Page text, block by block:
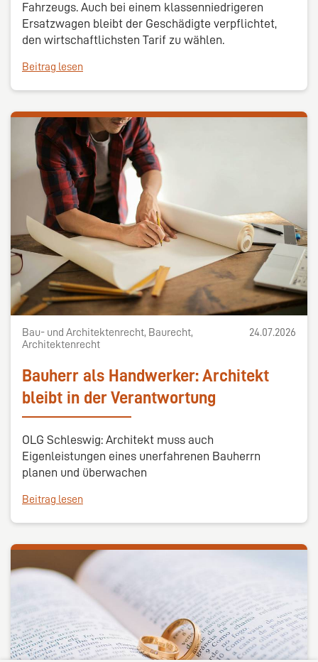
Fahrzeugs. Auch bei einem klassenniedrigeren
Ersatzwagen bleibt der Geschädigte verpflichtet,
den wirtschaftlichsten Tarif zu wählen.
Beitrag lesen
Bau- und Architektenrecht, Baurecht,
Architektenrecht
24.07.2026
Bauherr als Handwerker: Architekt
bleibt in der Verantwortung
OLG Schleswig: Architekt muss auch
Eigenleistungen eines unerfahrenen Bauherrn
planen und überwachen
Beitrag lesen